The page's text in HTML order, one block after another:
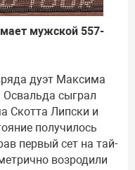
мужской 557-
дуэт Максима
сыграл
Скотта Липски и
получилось
первый сет на тай-
возродили